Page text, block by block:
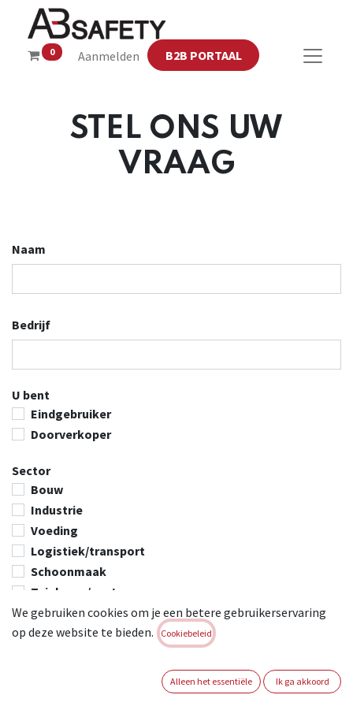
0 Aanmelden B2B PORTAAL
STEL ONS UW
VRAAG
Naam
Bedrijf
U bent
Eindgebruiker
Doorverkoper
Sector
Bouw
Industrie
Voeding
Logistiek/transport
Schoonmaak
Tuinbouw/centra
DIY
Andere
We gebruiken cookies om je een betere gebruikerservaring
op deze website te bieden.
Cookiebeleid
Alleen het essentiële Ik ga akkoord